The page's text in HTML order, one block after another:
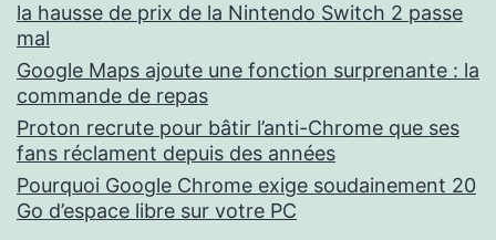
la hausse de prix de la Nintendo Switch 2 passe
mal
Google Maps ajoute une fonction surprenante : la
commande de repas
Proton recrute pour bâtir l’anti-Chrome que ses
fans réclament depuis des années
Pourquoi Google Chrome exige soudainement 20
Go d’espace libre sur votre PC